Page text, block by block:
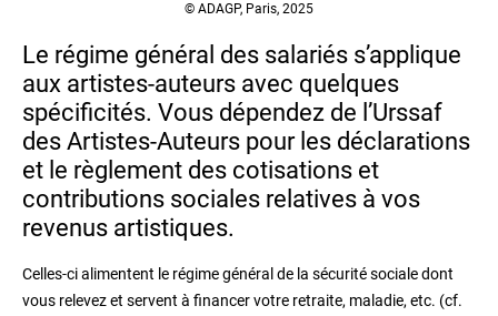
© ADAGP, Paris, 2025
Le régime général des salariés s’applique
aux artistes-auteurs avec quelques
spécificités. Vous dépendez de l’Urssaf
des Artistes-Auteurs pour les déclarations
et le règlement des cotisations et
contributions sociales relatives à vos
revenus artistiques.
Celles-ci alimentent le régime général de la sécurité sociale dont
vous relevez et servent à financer votre retraite, maladie, etc. (cf.